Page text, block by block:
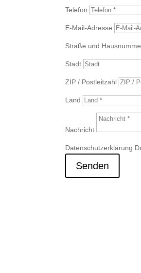
Telefon
E-Mail-Adresse
Straße und
Stadt
ZIP / Postleitzahl
Land
Nachricht
Datenschutzerklärung
Senden